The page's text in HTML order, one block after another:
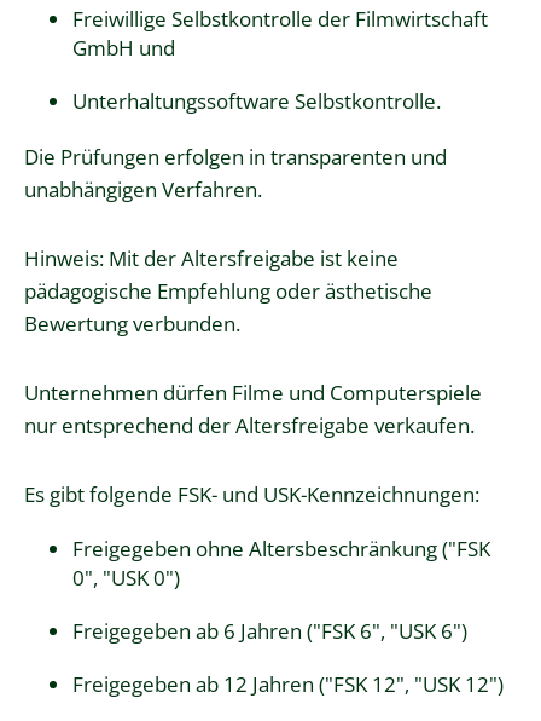
Freiwillige Selbstkontrolle der Filmwirtschaft
GmbH und
Unterhaltungssoftware Selbstkontrolle.
Die Prüfungen erfolgen in transparenten und
unabhängigen Verfahren.
Hinweis: Mit der Altersfreigabe ist keine
pädagogische Empfehlung oder ästhetische
Bewertung verbunden.
Unternehmen dürfen Filme und Computerspiele
nur entsprechend der Altersfreigabe verkaufen.
Es gibt folgende FSK- und USK-Kennzeichnungen:
Freigegeben ohne Altersbeschränkung ("FSK
0", "USK 0")
Freigegeben ab 6 Jahren ("FSK 6", "USK 6")
Freigegeben ab 12 Jahren ("FSK 12", "USK 12")